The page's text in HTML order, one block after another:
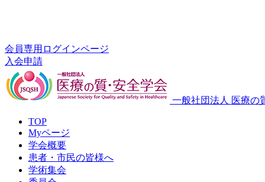
会員専用ログインページ
入会申請
一般社団法人 医療の
TOP
Myページ
学会概要
患者・市民の皆様へ
学術集会